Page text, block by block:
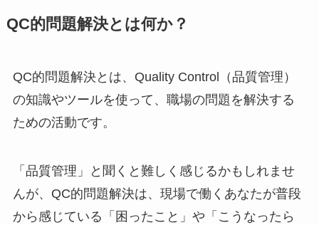
QC的問題解決とは何か？
QC的問題解決とは、Quality Control（品質管理）
の知識やツールを使って、職場の問題を解決する
ための活動です。
「品質管理」と聞くと難しく感じるかもしれませ
んが、QC的問題解決は、現場で働くあなたが普段
から感じている「困ったこと」や「こうなったら